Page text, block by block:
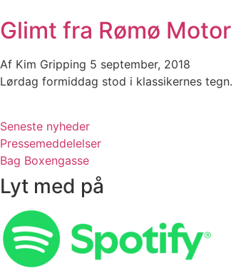
Glimt fra Rømø
Af Kim Gripping 5 september, 2018
Lørdag formiddag stod i klassikernes
Seneste nyheder
Pressemeddelelser
Bag Boxengasse
Lyt med på